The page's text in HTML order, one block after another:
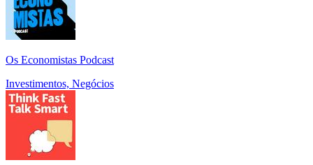
Os Economistas Podcast
Investimentos, Negócios